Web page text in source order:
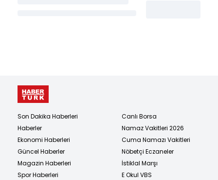
Son Dakika Haberleri
Haberler
Ekonomi Haberleri
Güncel Haberler
Magazin Haberleri
Spor Haberleri
Canlı Borsa
Namaz Vakitleri 2026
Cuma Namazı Vakitleri
Nöbetçi Eczaneler
İstiklal Marşı
E Okul VBS